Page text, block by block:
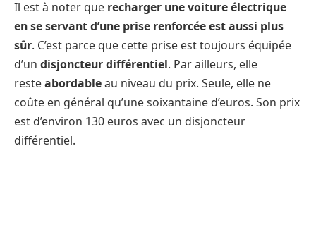
Il est à noter que recharger une voiture électrique
en se servant d’une prise renforcée est aussi plus
sûr. C’est parce que cette prise est toujours équipée
d’un disjoncteur différentiel. Par ailleurs, elle
resteabordableau niveau du prix. Seule, elle ne
coûte en général qu’une soixantaine d’euros. Son prix
est d’environ 130 euros avec un disjoncteur
différentiel.